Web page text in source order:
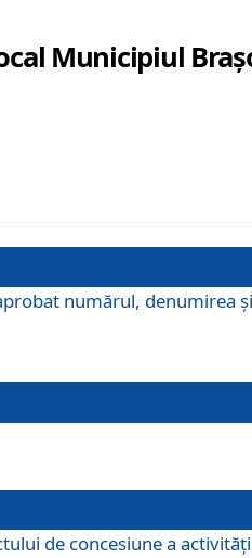
Municipiul
numărul, denumirea
de concesiune a